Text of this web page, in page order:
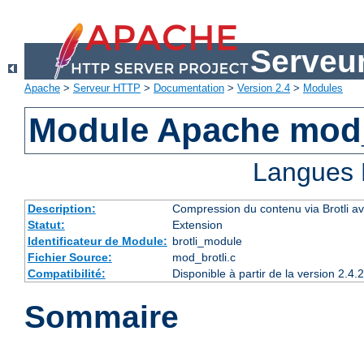
Apache > Serveur HTTP > Documentation > Version 2.4 > Modules
Module Apache
Description:
Compression du contenu via Brotli
Statut:
Extension
Identificateur de Module: brotli_module
Fichier Source:
mod_brotli.c
Compatibilité:
Disponible à partir de la version
Sommaire